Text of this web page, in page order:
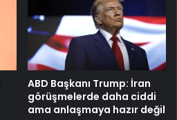
ABD Başkanı Trump: İran
görüşmelerde daha ciddi
ama anlaşmaya hazır değil